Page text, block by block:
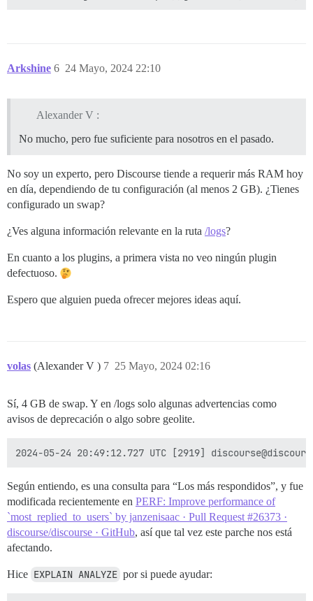
Arkshine 24 Mayo, 2024 22:10
6
Alexander V :
No mucho, pero fue suficiente para nosotros en el pasado.
No soy un experto, pero Discourse tiende a requerir más RAM hoy
en día, dependiendo de tu configuración (al menos 2 GB). ¿Tienes
configurado un swap?
¿Ves alguna información relevante en la ruta /logs?
En cuanto a los plugins, a primera vista no veo ningún plugin
defectuoso.
Espero que alguien pueda ofrecer mejores ideas aquí.
volas (Alexander V ) 25 Mayo, 2024 02:16
7
Sí, 4 GB de swap. Y en /logs solo algunas advertencias como
avisos de deprecación o algo sobre geolite.
Según entiendo, es una consulta para “Los más respondidos”, y fue
modificada recientemente en PERF: Improve performance of
`most_replied_to_users` by janzenisaac · Pull Request #26373 ·
discourse/discourse · GitHub, así que tal vez este parche nos está
afectando.
Hice EXPLAIN ANALYZE por si puede ayudar: